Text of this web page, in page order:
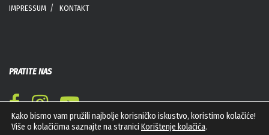
IMPRESSUM
KONTAKT
PRATITE NAS
Kako bismo vam pružili najbolje korisničko iskustvo, koristimo kolačiće!
Više o kolačićima saznajte na stranici Korištenje kolačića.